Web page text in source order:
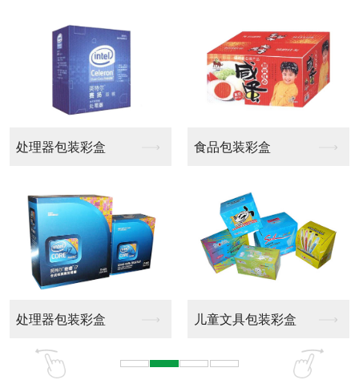
啤盒 啤盒
啤盒 啤盒